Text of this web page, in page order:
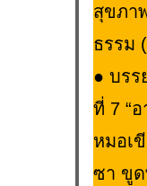
สุขภา
ธรรม
● บรร
ที่ 7 “
หมอเ
ซา ขูด